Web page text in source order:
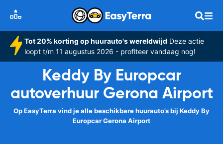
Tot 20% korting op huurauto's wereldwijd Deze actie
loopt t/m 11 augustus 2026 - profiteer vandaag nog!
Keddy By Europcar
autoverhuur Gerona Airport
Op EasyTerra vind je alle beschikbare huurauto’s bij Keddy By
Europcar Gerona Airport